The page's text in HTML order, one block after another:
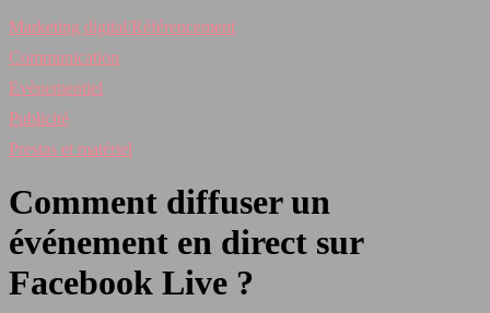
Marketing digital/Référencement
Communication
Evènementiel
Publicité
Prestas et matériel
Comment diffuser un
événement en direct sur
Facebook Live ?